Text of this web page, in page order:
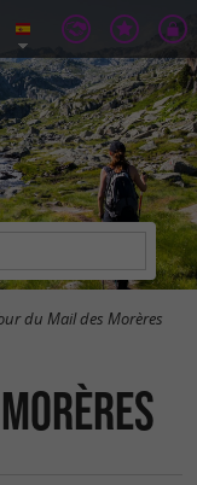
du Mail des Morères